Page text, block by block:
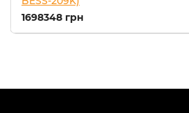
1698348 грн